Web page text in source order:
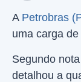
A Petrobras
uma carga
Segundo
detalhou a